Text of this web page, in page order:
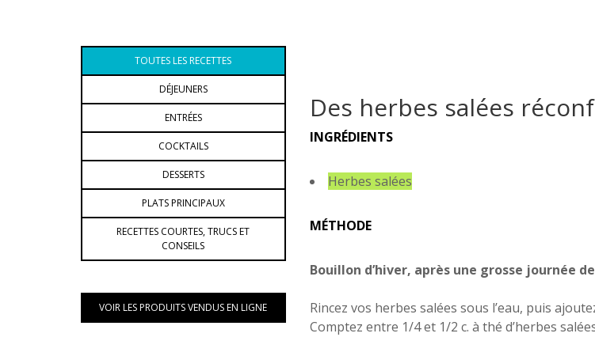
TOUTES LES RECETTES
DÉJEUNERS
ENTRÉES
COCKTAILS
DESSERTS
PLATS PRINCIPAUX
RECETTES COURTES, TRUCS ET
CONSEILS
VOIR LES PRODUITS VENDUS EN LIGNE
Des herbes salées
INGRÉDIENTS
Herbes salées
MÉTHODE
Bouillon d’hiver, après une grosse journée
Rincez vos herbes salées sous l’eau, puis
Comptez entre 1/4 et 1/2 c. à thé d’herbes